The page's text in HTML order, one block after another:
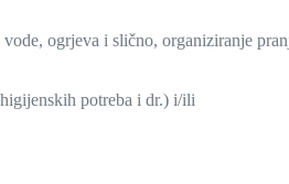
ogrjeva i slično, organiziranje
potreba i dr.) i/ili